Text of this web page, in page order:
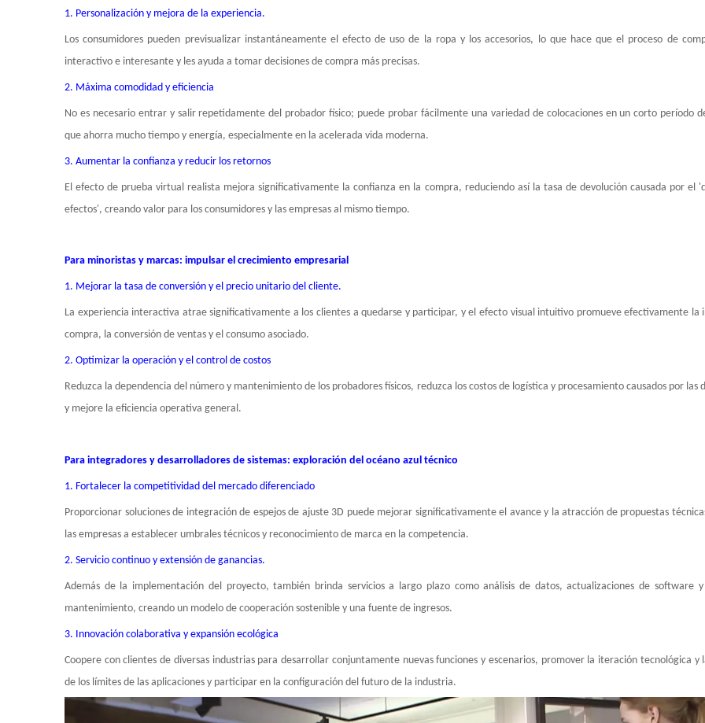
1. Personalización y mejora de la experiencia.
Los consumidores pueden previsualizar instantáneamente el efecto de uso de la ropa y los accesorios, lo que hace que el proceso de
interactivo e interesante y les ayuda a tomar decisiones de compra más precisas.
2. Máxima comodidad y eficiencia
No es necesario entrar y salir repetidamente del probador físico; puede probar fácilmente una variedad de colocaciones en un corto período
que ahorra mucho tiempo y energía, especialmente en la acelerada vida moderna.
3. Aumentar la confianza y reducir los retornos
El efecto de prueba virtual realista mejora significativamente la confianza en la compra, reduciendo así la tasa de devolución causada por el
efectos', creando valor para los consumidores y las empresas al mismo tiempo.
Para minoristas y marcas: impulsar el crecimiento empresarial
1. Mejorar la tasa de conversión y el precio unitario del cliente.
La experiencia interactiva atrae significativamente a los clientes a quedarse y participar, y el efecto visual intuitivo promueve efectivamente la
compra, la conversión de ventas y el consumo asociado.
2. Optimizar la operación y el control de costos
Reduzca la dependencia del número y mantenimiento de los probadores físicos, reduzca los costos de logística y procesamiento causados ​​por las
y mejore la eficiencia operativa general.
Para integradores y desarrolladores de sistemas: exploración del océano azul técnico
1. Fortalecer la competitividad del mercado diferenciado
Proporcionar soluciones de integración de espejos de ajuste 3D puede mejorar significativamente el avance y la atracción de propuestas
las empresas a establecer umbrales técnicos y reconocimiento de marca en la competencia.
2. Servicio continuo y extensión de ganancias.
Además de la implementación del proyecto, también brinda servicios a largo plazo como análisis de datos, actualizaciones de software
mantenimiento, creando un modelo de cooperación sostenible y una fuente de ingresos.
3. Innovación colaborativa y expansión ecológica
Coopere con clientes de diversas industrias para desarrollar conjuntamente nuevas funciones y escenarios, promover la iteración tecnológica y
de los límites de las aplicaciones y participar en la configuración del futuro de la industria.